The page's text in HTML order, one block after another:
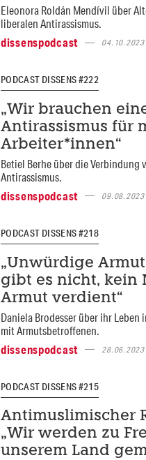
Eleonora Roldán Mendívil über
liberalen Antirassismus.
dissenspodcast
04.10.2023
PODCAST DISSENS #222
„Wir brauchen
Antirassismus für
Arbeiter*innen“
Betiel Berhe über die Verbindung
Antirassismus.
dissenspodcast
09.08.2023
PODCAST DISSENS #218
„Unwürdige
gibt es nicht, kein
Armut verdient“
Daniela Brodesser über ihr
mit Armutsbetroffenen.
dissenspodcast
28.06.2023
PODCAST DISSENS #215
Antimuslimischer
„Wir werden zu
unserem Land